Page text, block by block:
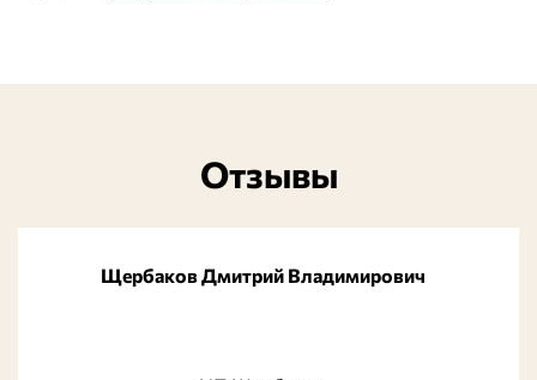
Отзывы
Щербаков Дмитрий Владимирович